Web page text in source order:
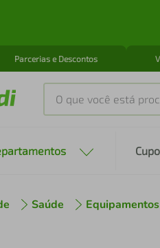
Parcerias e Descontos
O que você está
Saúde
2º cafeteira